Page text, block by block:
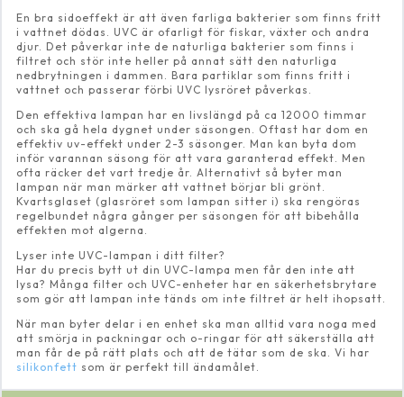
En bra sidoeffekt är att även farliga bakterier som finns fritt
i vattnet dödas. UVC är ofarligt för fiskar, växter och andra
djur. Det påverkar inte de naturliga bakterier som finns i
filtret och stör inte heller på annat sätt den naturliga
nedbrytningen i dammen. Bara partiklar som finns fritt i
vattnet och passerar förbi UVC lysröret påverkas.
Den effektiva lampan har en livslängd på ca 12000 timmar
och ska gå hela dygnet under säsongen. Oftast har dom en
effektiv uv-effekt under 2-3 säsonger. Man kan byta dom
inför varannan säsong för att vara garanterad effekt. Men
ofta räcker det vart tredje år. Alternativt så byter man
lampan när man märker att vattnet börjar bli grönt.
Kvartsglaset (glasröret som lampan sitter i) ska rengöras
regelbundet några gånger per säsongen för att bibehålla
effekten mot algerna.
Lyser inte UVC-lampan i ditt filter?
Har du precis bytt ut din UVC-lampa men får den inte att
lysa? Många filter och UVC-enheter har en säkerhetsbrytare
som gör att lampan inte tänds om inte filtret är helt ihopsatt.
När man byter delar i en enhet ska man alltid vara noga med
att smörja in packningar och o-ringar för att säkerställa att
man får de på rätt plats och att de tätar som de ska. Vi har
silikonfett som är perfekt till ändamålet.